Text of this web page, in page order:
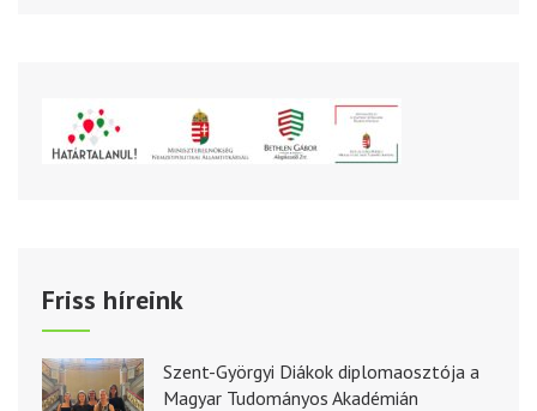
Friss híreink
Szent-Györgyi Diákok diplomaosztója a
Magyar Tudományos Akadémián